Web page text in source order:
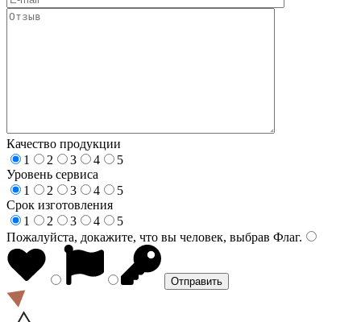
Качество продукции
1
2 3 4
5
Уровень сервиса
1
2 3 4
5
Срок изготовления
1
2 3 4
5
Пожалуйста, докажите, что вы человек, выбрав Флаг.